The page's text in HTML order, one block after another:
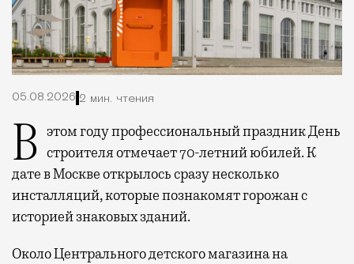
05.08.2026 2 мин. чтения
В этом году профессиональный праздник День строителя отмечает 70-летний юбилей. К
дате в Москве открылось сразу несколько
инсталляций, которые познакомят горожан с
историей знаковых зданий.
Около Центрального детского магазина на